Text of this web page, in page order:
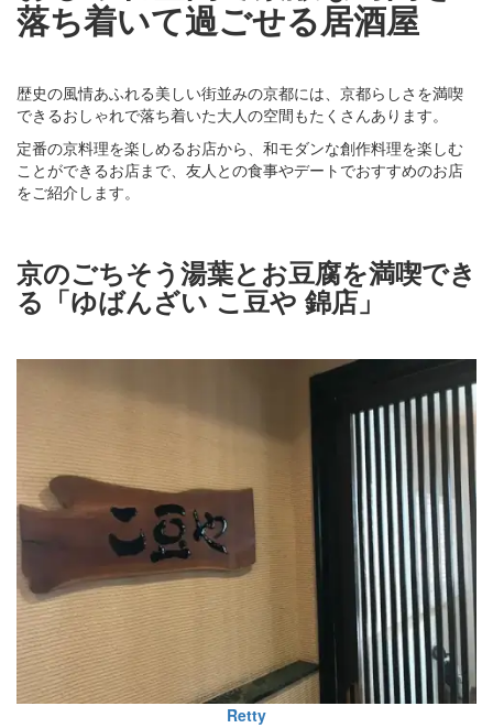
落ち着いて過ごせる居酒屋
歴史の風情あふれる美しい街並みの京都には、京都らしさを満喫
できるおしゃれで落ち着いた大人の空間もたくさんあります。
定番の京料理を楽しめるお店から、和モダンな創作料理を楽しむ
ことができるお店まで、友人との食事やデートでおすすめのお店
をご紹介します。
京のごちそう湯葉とお豆腐を満喫でき
る「ゆばんざい こ豆や 錦店」
Retty